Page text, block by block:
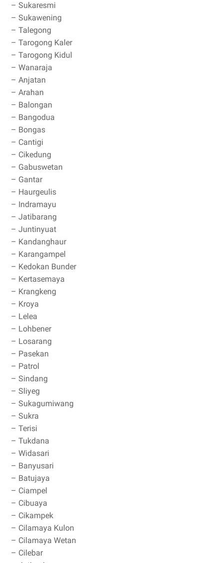
– Sukaresmi
– Sukawening
– Talegong
– Tarogong Kaler
– Tarogong Kidul
– Wanaraja
– Anjatan
– Arahan
– Balongan
– Bangodua
– Bongas
– Cantigi
– Cikedung
– Gabuswetan
– Gantar
– Haurgeulis
– Indramayu
– Jatibarang
– Juntinyuat
– Kandanghaur
– Karangampel
– Kedokan Bunder
– Kertasemaya
– Krangkeng
– Kroya
– Lelea
– Lohbener
– Losarang
– Pasekan
– Patrol
– Sindang
– Sliyeg
– Sukagumiwang
– Sukra
– Terisi
– Tukdana
– Widasari
– Banyusari
– Batujaya
– Ciampel
– Cibuaya
– Cikampek
– Cilamaya Kulon
– Cilamaya Wetan
– Cilebar